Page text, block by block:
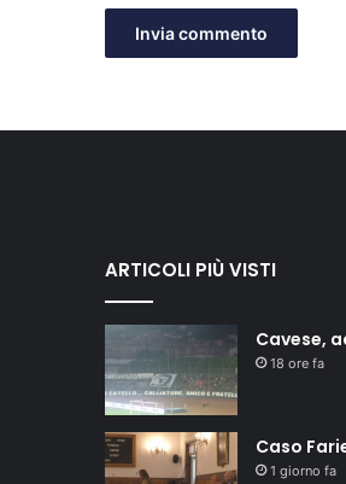
ARTICOLI PIÙ VISTI
Cavese,
18 ore fa
Caso
1 giorno fa